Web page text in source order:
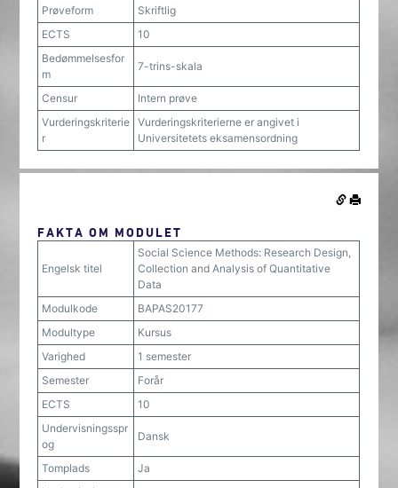
Prøveform
Skriftlig
ECTS
10
Bedømmelsesfor
m
7-trins-skala
Censur
Intern prøve
Vurderingskriterie
r
Vurderingskriterierne er angivet i
Universitetets eksamensordning
FAKTA OM MODULET
Engelsk titel
Social Science Methods: Research Design,
Collection and Analysis of Quantitative
Data
Modulkode
BAPAS20177
Modultype
Kursus
Varighed
1 semester
Semester
Forår
ECTS
10
Undervisningsspr
og
Dansk
Tomplads
Ja